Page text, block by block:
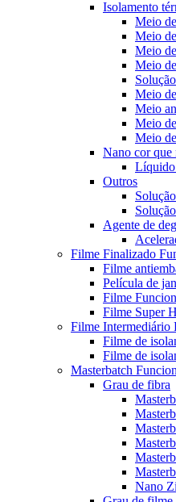
Isolamento
Meio
Meio
Meio
Meio
Meio
Meio
Meio
Meio
Nano cor que
Líquido
Outros
Agente de
Filme Finalizado
Filme
Película de
Filme
Filme Super
Filme Intermediário
Filme de
Filme de
Masterbatch
Grau de fibra
Nano